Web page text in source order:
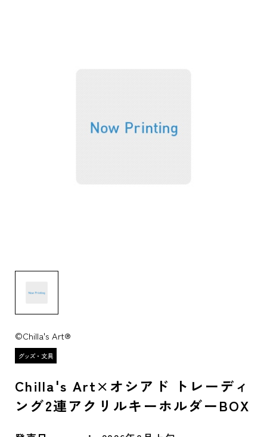
©Chilla's Art®
Chilla's Art×オシアド トレーディ
ング2連アクリルキーホルダーBOX